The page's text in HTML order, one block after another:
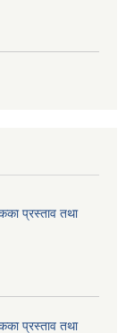
प्रस्ताव तथा
प्रस्ताव तथा